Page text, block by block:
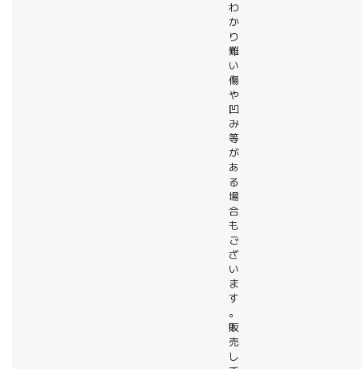
わ
か
り
難
い
傷
や
凹
み
等
が
あ
る
場
合
も
ご
ざ
い
ま
す
。
販
売
し